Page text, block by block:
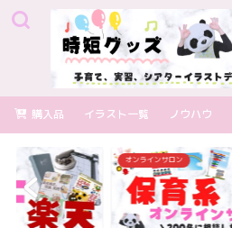
購入品 イラスト一覧 ノウハウ
オンラインサロン